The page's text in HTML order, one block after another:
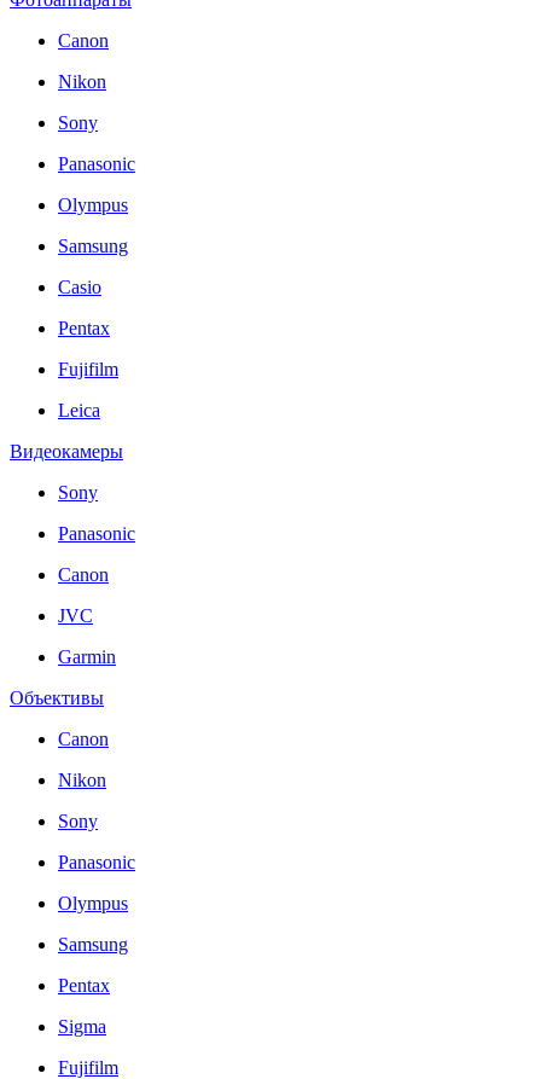
Canon
Nikon
Sony
Panasonic
Olympus
Samsung
Casio
Pentax
Fujifilm
Leica
Видеокамеры
Sony
Panasonic
Canon
JVC
Garmin
Объективы
Canon
Nikon
Sony
Panasonic
Olympus
Samsung
Pentax
Sigma
Fujifilm